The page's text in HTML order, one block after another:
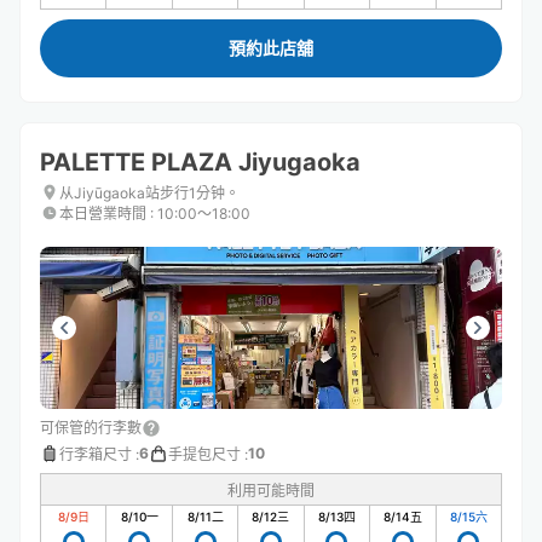
預約此店舖
PALETTE PLAZA Jiyugaoka
从Jiyūgaoka站步行1分钟。
本日營業時間 : 10:00〜18:00
可保管的行李數
行李箱尺寸 :6 手提包尺寸 :10
利用可能時間
8/9日 8/10一 8/11二 8/12三 8/13四 8/14五 8/15六